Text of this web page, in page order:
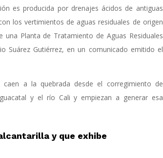
es producida por drenajes ácidos de antiguas
los vertimientos de aguas residuales de origen
Planta de Tratamiento de Aguas Residuales
Suárez Gutiérrez, en un comunicado emitido el
a la quebrada desde el corregimiento de
y el río Cali y empiezan a generar esa
y que exhibe